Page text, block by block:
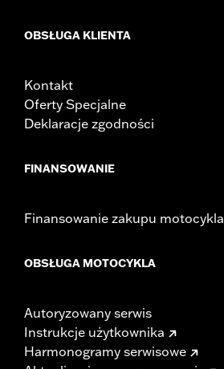
OBSŁUGA KLIENTA
Kontakt
Oferty Specjalne
Deklaracje zgodności
FINANSOWANIE
Finansowanie zakupu motocykla
OBSŁUGA MOTOCYKLA
Autoryzowany serwis
Instrukcje użytkownika
Harmonogramy serwisowe